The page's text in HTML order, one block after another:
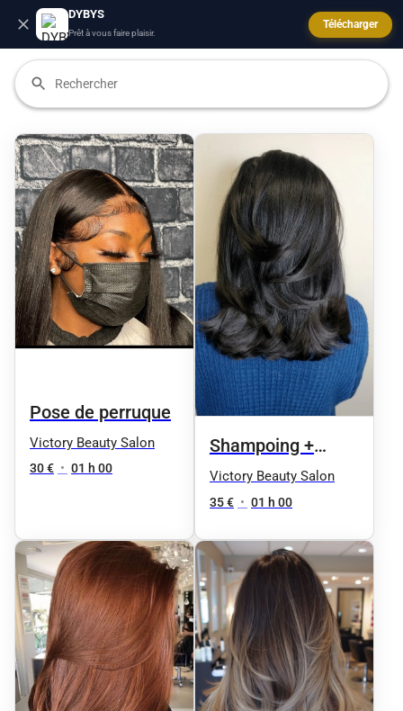
DYBYS
Prêt à vous faire plaisir.
Télécharger
Pose de perruque
Victory Beauty Salon
30 € • 01 h 00
Shampoing +
Coupe + Brushing
Victory Beauty Salon
35 € • 01 h 00